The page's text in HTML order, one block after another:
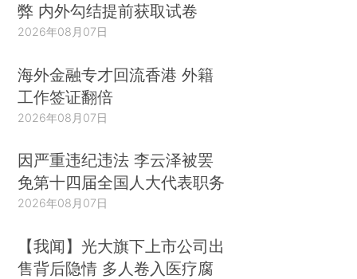
弊 内外勾结提前获取试卷
2026年08月07日
海外金融专才回流香港 外籍
工作签证翻倍
2026年08月07日
因严重违纪违法 李云泽被罢
免第十四届全国人大代表职务
2026年08月07日
【我闻】光大旗下上市公司出
售背后隐情 多人卷入医疗腐